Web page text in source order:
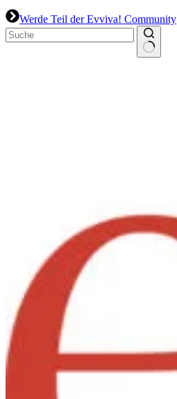
Werde Teil der Evviva! Community